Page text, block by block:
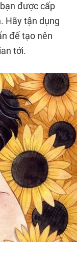
được cấp
Hãy tận dụng
để tạo nên
tới.